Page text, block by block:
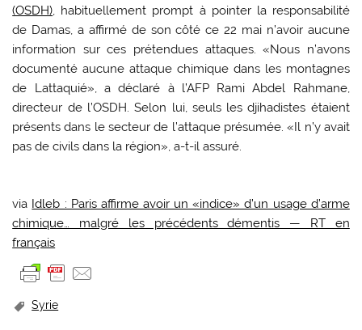
(OSDH), habituellement prompt à pointer la responsabilité
de Damas, a affirmé de son côté ce 22 mai n’avoir aucune
information sur ces prétendues attaques. «Nous n’avons
documenté aucune attaque chimique dans les montagnes
de Lattaquié», a déclaré à l’AFP Rami Abdel Rahmane,
directeur de l’OSDH. Selon lui, seuls les djihadistes étaient
présents dans le secteur de l’attaque présumée. «Il n’y avait
pas de civils dans la région», a-t-il assuré.
via Idleb : Paris affirme avoir un «indice» d’un usage d’arme
chimique… malgré les précédents démentis — RT en
français
Syrie